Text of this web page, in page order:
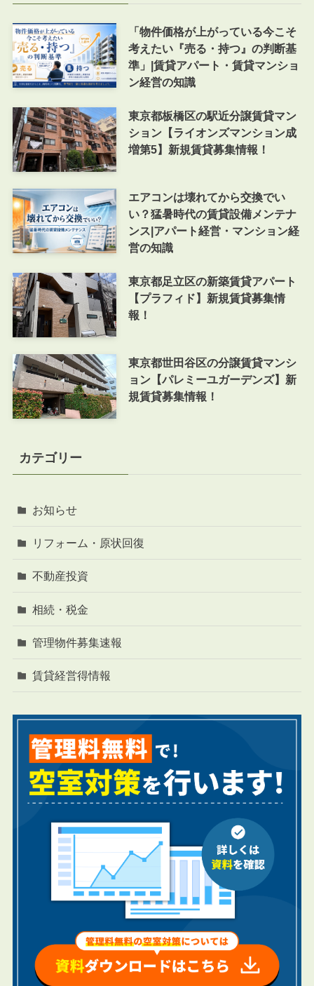
「物件価格が上がっている今こそ
考えたい『売る・持つ』の判断基
準」|賃貸アパート・賃貸マンショ
ン経営の知識
東京都板橋区の駅近分譲賃貸マン
ション【ライオンズマンション成
増第5】新規賃貸募集情報！
エアコンは壊れてから交換でい
い？猛暑時代の賃貸設備メンテナ
ンス|アパート経営・マンション経
営の知識
東京都足立区の新築賃貸アパート
【プラフィド】新規賃貸募集情
報！
東京都世田谷区の分譲賃貸マンシ
ョン【パレミーユガーデンズ】新
規賃貸募集情報！
カテゴリー
お知らせ
リフォーム・原状回復
不動産投資
相続・税金
管理物件募集速報
賃貸経営得情報